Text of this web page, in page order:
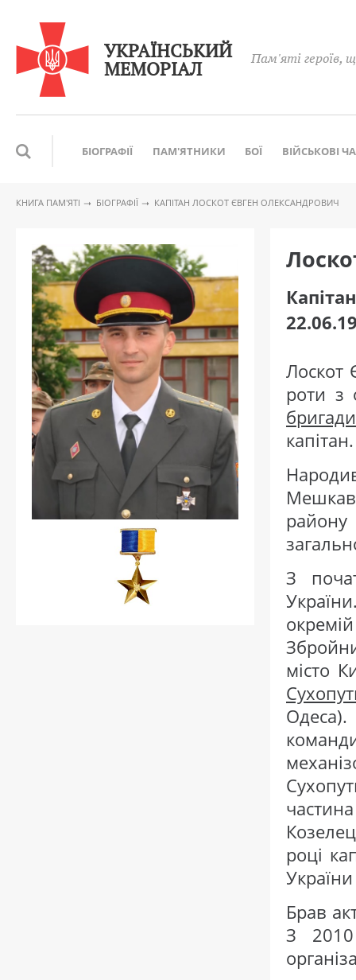
УКРАЇНСЬКИЙ
МЕМОРІАЛ Пам'яті героїв,
БІОГРАФІЇ ПАМ'ЯТНИКИ БОЇ ВІЙСЬКОВІ
КНИГА ПАМ′ЯТІ БІОГРАФІЇ КАПІТАН ЛОСКОТ ЄВГЕН ОЛЕКСАНДРОВИЧ
Капітан
Лоскот
роти з
бригади
капітан.
Мешкав
району
З
місто
році
Брав
З 2010